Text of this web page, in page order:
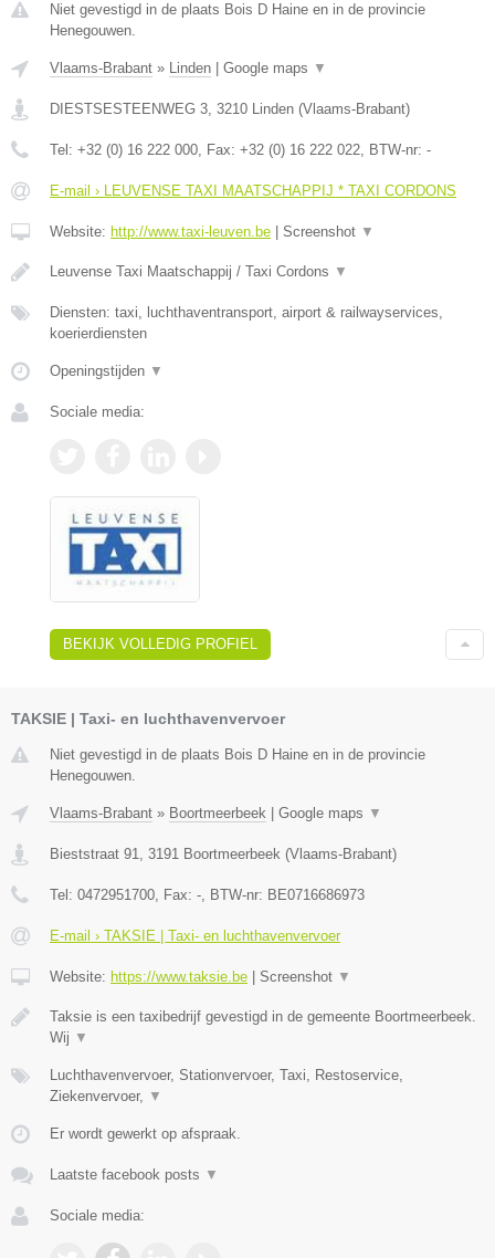
Niet gevestigd in de plaats Bois D Haine en in de provincie
Henegouwen.
Vlaams-Brabant » Linden Google maps ▼
DIESTSESTEENWEG 3, 3210 Linden (Vlaams-Brabant)
Tel: +32 (0) 16 222 000, Fax: +32 (0) 16 222 022, BTW-nr: -
E-mail › LEUVENSE TAXI MAATSCHAPPIJ * TAXI CORDONS
Website: http://www.taxi-leuven.be Screenshot ▼
Leuvense Taxi Maatschappij / Taxi Cordons ▼
Diensten: taxi, luchthaventransport, airport & railwayservices,
koerierdiensten
Openingstijden ▼
Sociale media:
BEKIJK VOLLEDIG PROFIEL
TAKSIE | Taxi- en luchthavenvervoer
Niet gevestigd in de plaats Bois D Haine en in de provincie
Henegouwen.
Vlaams-Brabant » Boortmeerbeek | Google maps ▼
Bieststraat 91 3191 Boortmeerbeek (Vlaams-Brabant)
Tel: 0472951700 , Fax: - , BTW-nr: BE0716686973
E-mail › TAKSIE | Taxi- en luchthavenvervoer
Website: https://www.taksie.be | Screenshot ▼
Taksie is een taxibedrijf gevestigd in de gemeente Boortmeerbeek.
Wij ▼
Luchthavenvervoer, Stationvervoer, Taxi, Restoservice,
Ziekenvervoer,
▼
Er wordt gewerkt op afspraak.
Laatste facebook posts ▼
Sociale media: